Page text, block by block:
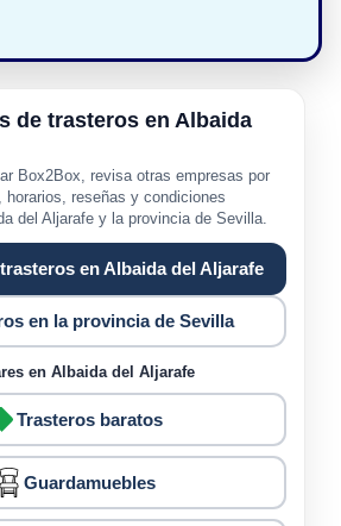
de trasteros en Albaida
Box2Box, revisa otras empresas por
reseñas y condiciones
del Aljarafe y la provincia de Sevilla.
en Albaida del Aljarafe
en la provincia de Sevilla
en Albaida del Aljarafe
Trasteros baratos
Guardamuebles